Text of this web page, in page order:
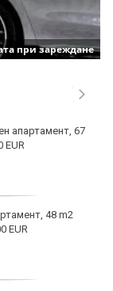
при зареждане
апартамент, 67
EUR
48 m2
EUR